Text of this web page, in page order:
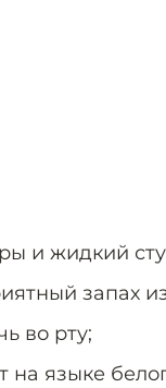
и жидкий
запах
во рту;
на языке